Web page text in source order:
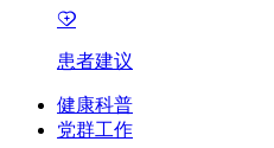
患者建议
健康科普
党群工作